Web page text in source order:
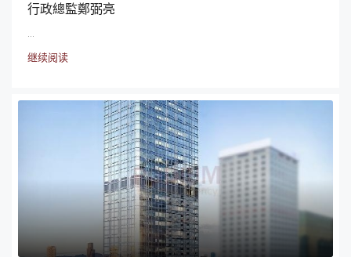
行政總監鄭弼亮
继续阅读